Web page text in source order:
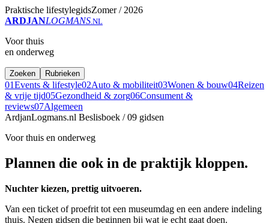
Praktische lifestylegidsZomer / 2026
ARDJANLOGMANS.NL
Voor thuis
en onderweg
Zoeken Rubrieken
01Events & lifestyle02Auto & mobiliteit03Wonen & bouw04Reizen
& vrije tijd05Gezondheid & zorg06Consument &
reviews07Algemeen
ArdjanLogmans.nl Beslisboek / 09 gidsen
Voor thuis en onderweg
Plannen die ook in de praktijk kloppen.
Nuchter kiezen, prettig uitvoeren.
Van een ticket of proefrit tot een museumdag en een andere indeling
thuis. Negen gidsen die beginnen bij wat je echt gaat doen.